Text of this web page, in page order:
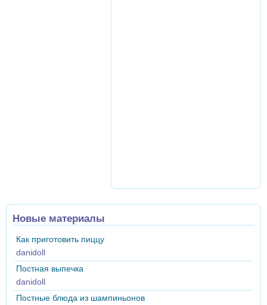
Новые материалы
Как приготовить пиццу
danidoll
Постная выпечка
danidoll
Постные блюда из шампиньонов